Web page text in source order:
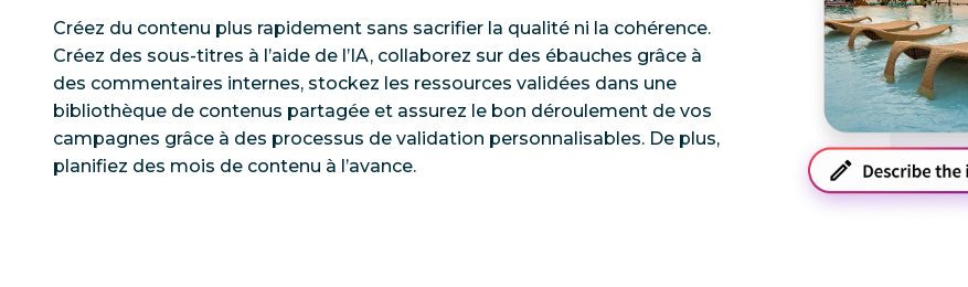
Créez du contenu plus rapidement sans sacrifier la qualité ni la cohérence.
Créez des sous-titres à l’aide de l’IA, collaborez sur des ébauches grâce à
des commentaires internes, stockez les ressources validées dans une
bibliothèque de contenus partagée et assurez le bon déroulement de vos
campagnes grâce à des processus de validation personnalisables. De plus,
planifiez des mois de contenu à l’avance.